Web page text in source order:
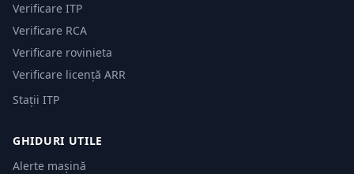
Verificare ITP
Verificare RCA
Verificare rovinieta
Verificare licență ARR
Stații ITP
GHIDURI UTILE
Alerte mașină